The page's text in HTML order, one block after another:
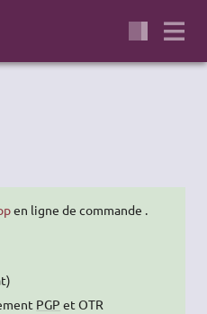
en ligne de commande .
PGP et OTR